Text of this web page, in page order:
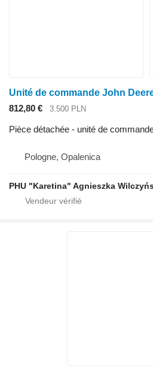
812,80 € 3.500 PLN
Pièce détachée - unité de
Pologne, Opalenica
PHU "Karetina" Agnieszka